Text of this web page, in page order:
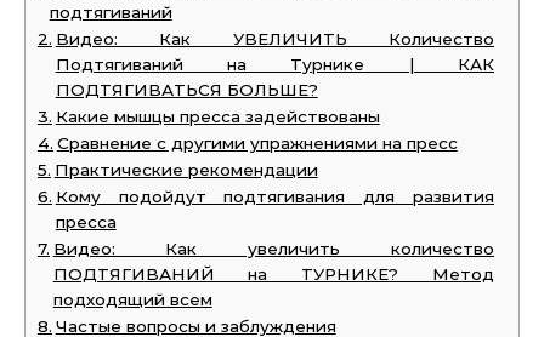
подтягиваний
Видео: Как УВЕЛИЧИТЬ Количество
Подтягиваний на Турнике | КАК
ПОДТЯГИВАТЬСЯ БОЛЬШЕ?
Какие мышцы пресса задействованы
Сравнение с другими упражнениями на пресс
Практические рекомендации
Кому подойдут подтягивания для развития
пресса
Видео: Как увеличить количество
ПОДТЯГИВАНИЙ на ТУРНИКЕ? Метод
подходящий всем
Частые вопросы и заблуждения